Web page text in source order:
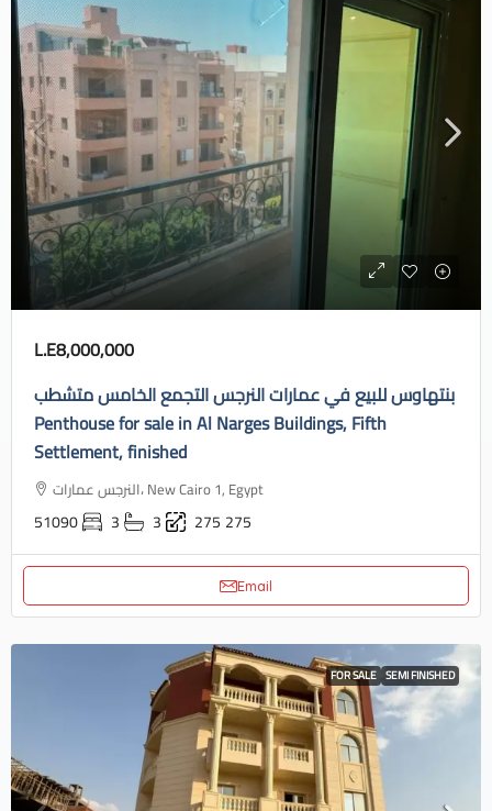
L.E8,000,000
بنتهاوس للبيع في عمارات النرجس التجمع الخامس متشطب
Penthouse for sale in Al Narges Buildings, Fifth
Settlement, finished
النرجس عمارات، New Cairo 1, Egypt
51090 3 3 275 275
Email
FOR SALE SEMI FINISHED